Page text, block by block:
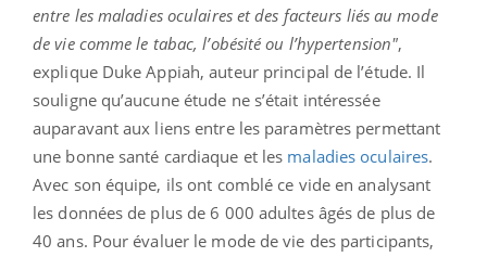
entre les maladies oculaires et des facteurs liés au mode
de vie comme le tabac, l’obésité ou l’hypertension",
explique Duke Appiah, auteur principal de l’étude. Il
souligne qu’aucune étude ne s’était intéressée
auparavant aux liens entre les paramètres permettant
une bonne santé cardiaque et les maladies oculaires.
Avec son équipe, ils ont comblé ce vide en analysant
les données de plus de 6 000 adultes âgés de plus de
40 ans. Pour évaluer le mode de vie des participants,